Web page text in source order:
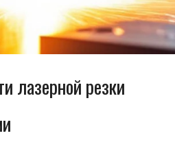
лазерной резки